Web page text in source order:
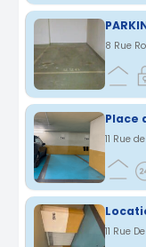
8 Rue
11 Rue
11 Rue